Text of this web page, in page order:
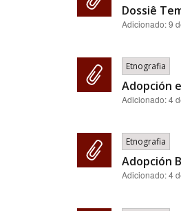
Dossiê
Adicionado:9
Etnografia
Adopción
Adicionado:4
Etnografia
Adopción
Adicionado:4